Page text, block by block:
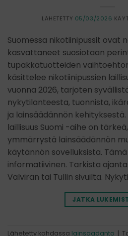
LÄHETETTY 05/03/2026
Suomessa nikotiinipussit ovat
kasvattaneet suosiotaan
tupakkatuotteiden
käsittelee nikotiinipussien
vuonna 2026, tarjoten
nykytilanteesta, tuonnista,
ja lainsäädännön kehityksestä.
laillisuus Suomi -aihe on
ymmärrystä lainsäädännön
käytännön sovelluksista.
informatiivinen. Tarkista
Valviran tai Tullin sivuilta.
JATKA
Lähetetty kohdassa lainsaadanto |